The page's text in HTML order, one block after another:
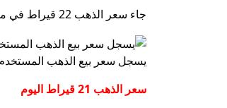
جاء سعر الذهب 22 قيراط في مملكة المملكة العربية السعودية اليوم ، يوم الجمعة 31 يناير ، حوالي 298.48 SAR للبيع ، أي ما يعادل 79.60 دولار.
يسجل سعر بيع الذهب المستخدم
سعر الذهب 21 قيراط اليوم